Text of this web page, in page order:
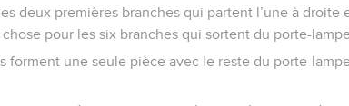
deux premières branches qui partent l’une à droite
pour les six branches qui sortent du porte-
forment une seule pièce avec le reste du porte-